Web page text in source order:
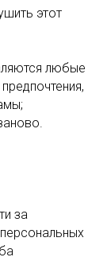
этот
любые
за